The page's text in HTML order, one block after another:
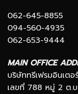
062-645-8855
094-560-4935
062-653-9444
MAIN OFFICE
บริษัททรีเฟรมอินเตอ
เลขที่ 788 หมู่ 2 ต.